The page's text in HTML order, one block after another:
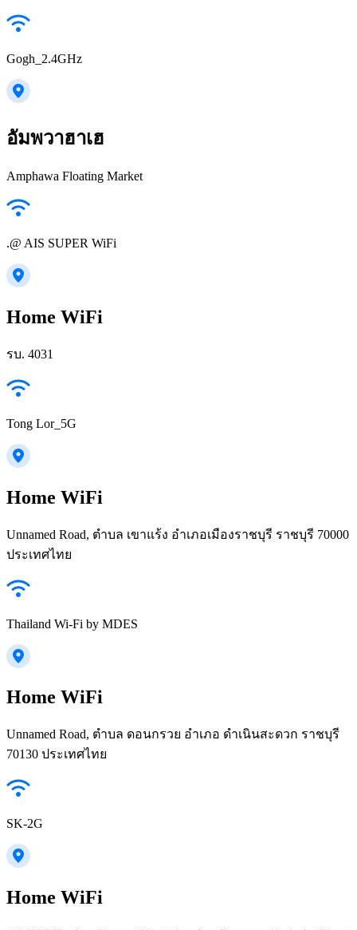
Gogh_2.4GHz
อัมพวาฮาเฮ
Amphawa Floating Market
.@ AIS SUPER WiFi
Home WiFi
รบ. 4031
Tong Lor_5G
Home WiFi
Unnamed Road, ตำบล เขาแร้ง อำเภอเมืองราชบุรี ราชบุรี 70000
ประเทศไทย
Thailand Wi-Fi by MDES
Home WiFi
Unnamed Road, ตำบล ดอนกรวย อำเภอ ดำเนินสะดวก ราชบุรี
70130 ประเทศไทย
SK-2G
Home WiFi